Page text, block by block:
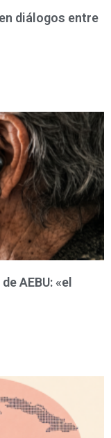
diálogos entre
AEBU: «el